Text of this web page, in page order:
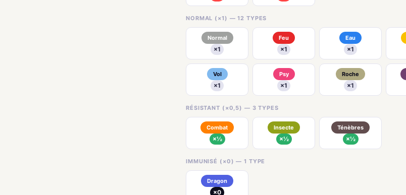
NORMAL (×1) — 12 TYPES
Normal
×1
Feu
×1
Eau
×1
Vol
×1
Psy
×1
Roche
×1
RÉSISTANT (×0,5) — 3 TYPES
Combat
×½
Insecte
×½
Ténèbres
×½
IMMUNISÉ (×0) — 1 TYPE
Dragon
×0